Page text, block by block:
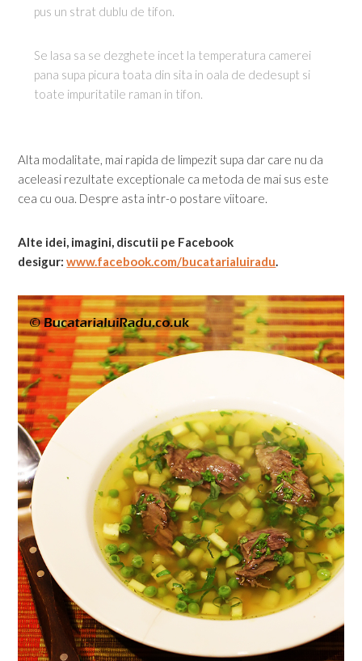
pus un strat dublu de tifon.
Se lasa sa se dezghete incet la temperatura camerei
pana supa picura toata din sita in oala de dedesupt si
toate impuritatile raman in tifon.
Alta modalitate, mai rapida de limpezit supa dar care nu da
aceleasi rezultate exceptionale ca metoda de mai sus este
cea cu oua. Despre asta intr-o postare viitoare.
Alte idei, imagini, discutii pe Facebook
desigur:www.facebook.com/bucatarialuiradu